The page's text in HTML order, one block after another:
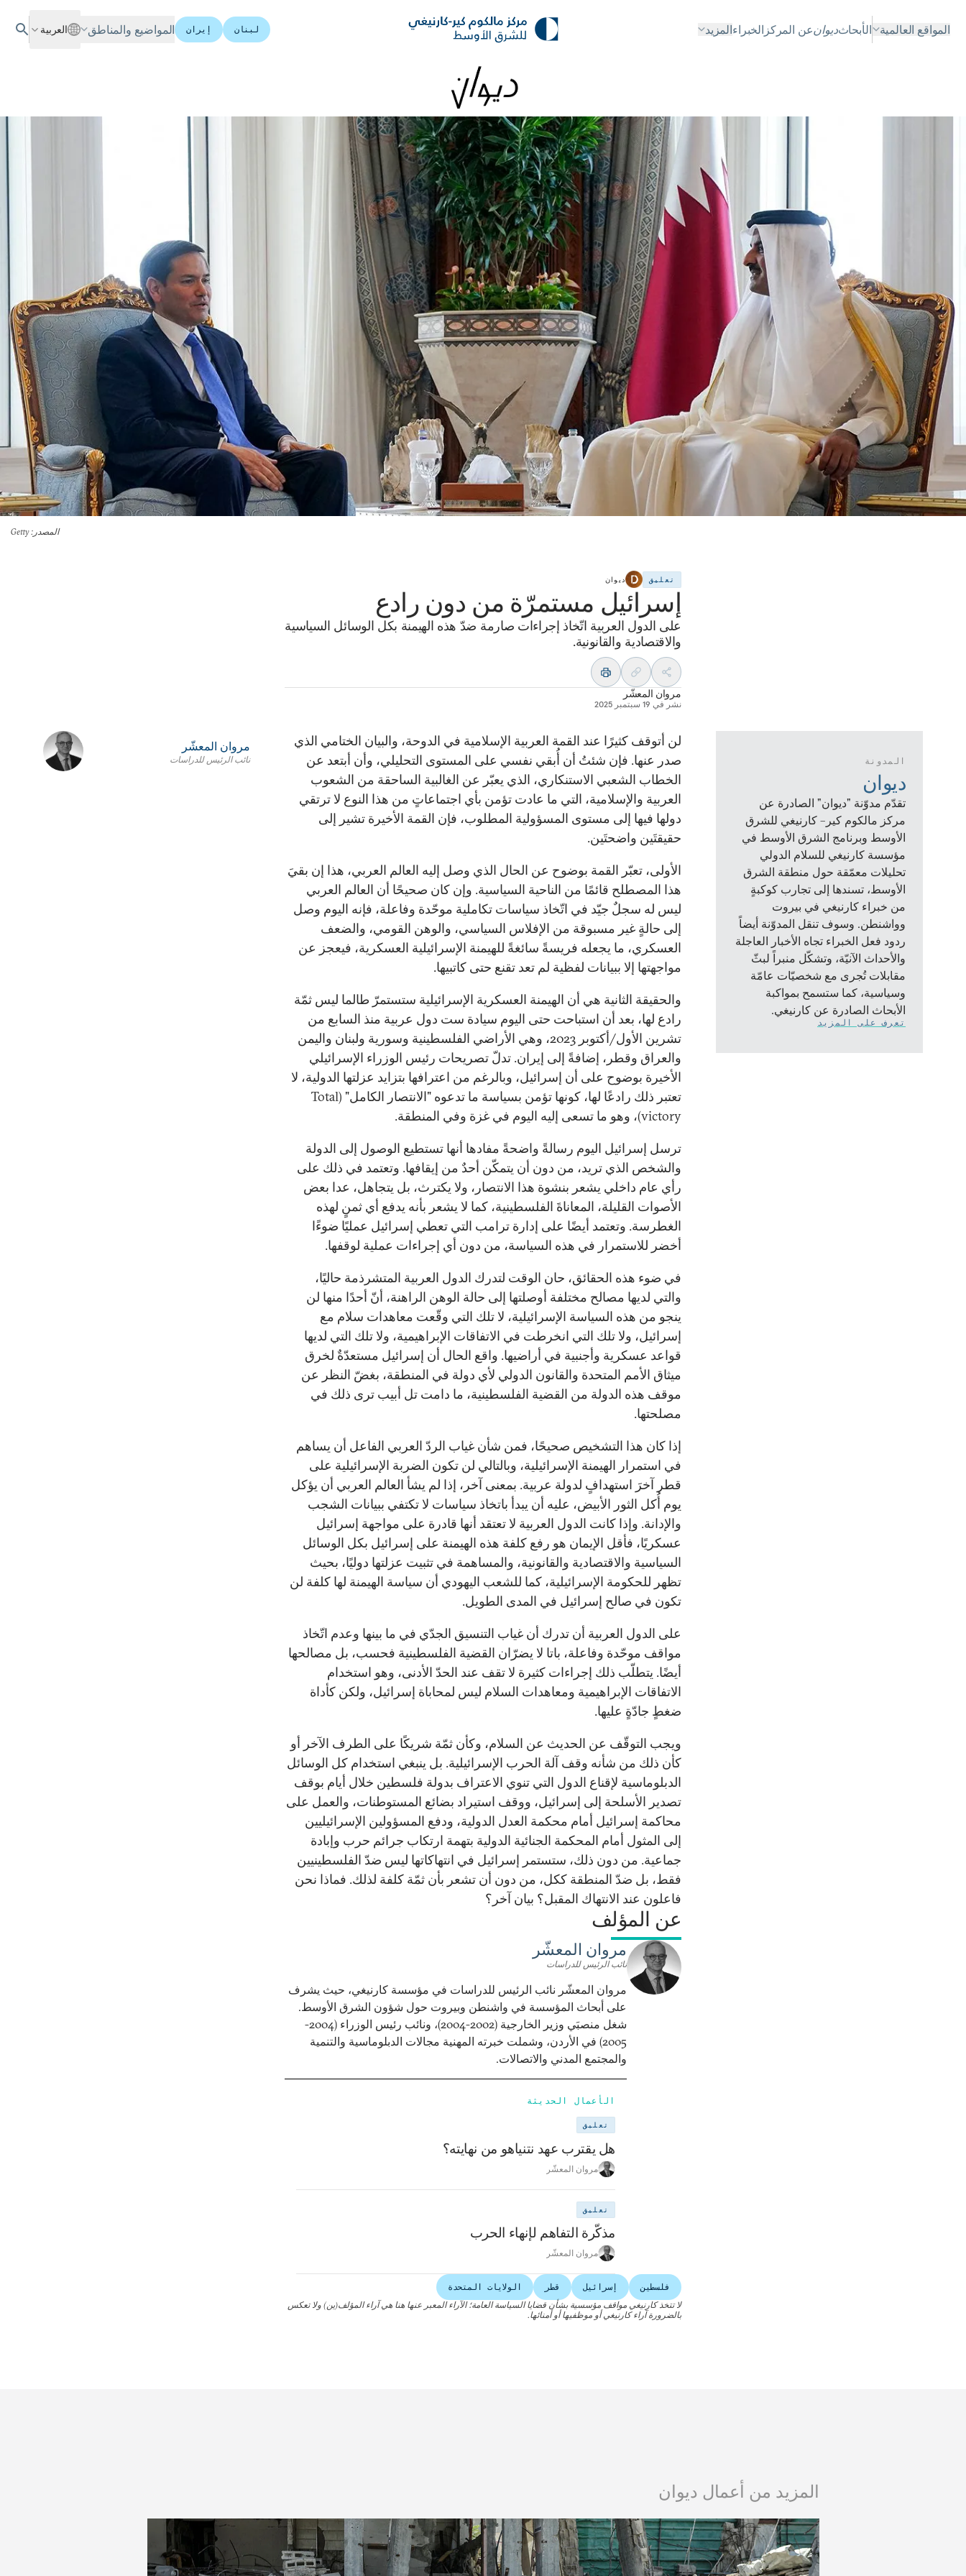
المواقع العالمية الأبحاثديوانعن المركز الخبراءالمزيد لبنان إيران المواضيع والمناطق العربية
المصدر : Getty
تعليق ديوان
إسرائيل مستمرّة من دون رادع
على الدول العربية اتّخاذ إجراءات صارمة ضدّ هذه الهيمنة بكل الوسائل السياسية
والاقتصادية والقانونية.
مروان المعشّر
نشر في 19 سبتمبر 2025
المدونة
ديوان
تقدّم مدوّنة "ديوان" الصادرة عن
مركز مالكوم كير– كارنيغي للشرق
الأوسط وبرنامج الشرق الأوسط في
مؤسسة كارنيغي للسلام الدولي
تحليلات معمّقة حول منطقة الشرق
الأوسط، تسندها إلى تجارب كوكبةٍ
من خبراء كارنيغي في بيروت
وواشنطن. وسوف تنقل المدوّنة أيضاً
ردود فعل الخبراء تجاه الأخبار العاجلة
والأحداث الآنيّة، وتشكّل منبراً لبثّ
مقابلات تُجرى مع شخصيّات عامّة
وسياسية، كما ستسمح بمواكبة
الأبحاث الصادرة عن كارنيغي.
تعرف على المزيد
لن أتوقف كثيرًا عند القمة العربية الإسلامية في الدوحة، والبيان الختامي الذي
صدر عنها. فإن شئتُ أن أُبقي نفسي على المستوى التحليلي، وأن أبتعد عن
الخطاب الشعبي الاستنكاري، الذي يعبّر عن الغالبية الساحقة من الشعوب
العربية والإسلامية، التي ما عادت تؤمن بأي اجتماعاتٍ من هذا النوع لا ترتقي
دولها فيها إلى مستوى المسؤولية المطلوب، فإن القمة الأخيرة تشير إلى
حقيقتَين واضحتَين.
الأولى، تعبّر القمة بوضوح عن الحال الذي وصل إليه العالم العربي، هذا إن بقيَ
هذا المصطلح قائمًا من الناحية السياسية. وإن كان صحيحًا أن العالم العربي
ليس له سجلٌ جيّد في اتّخاذ سياسات تكاملية موحّدة وفاعلة، فإنه اليوم وصل
إلى حالةٍ غير مسبوقة من الإفلاس السياسي، والوهن القومي، والضعف
العسكري، ما يجعله فريسةً سائغةً للهيمنة الإسرائيلية العسكرية، فيعجز عن
مواجهتها إلا ببيانات لفظية لم تعد تقنع حتى كاتبيها.
والحقيقة الثانية هي أن الهيمنة العسكرية الإسرائيلية ستستمرّ طالما ليس ثمّة
رادع لها، بعد أن استباحت حتى اليوم سيادة ست دول عربية منذ السابع من
تشرين الأول/أكتوبر 2023، وهي الأراضي الفلسطينية وسورية ولبنان واليمن
والعراق وقطر، إضافةً إلى إيران. تدلّ تصريحات رئيس الوزراء الإسرائيلي
الأخيرة بوضوح على أن إسرائيل، وبالرغم من اعترافها بتزايد عزلتها الدولية، لا
تعتبر ذلك رادعًا لها، كونها تؤمن بسياسة ما تدعوه "الانتصار الكامل" (Total
victory)، وهو ما تسعى إليه اليوم في غزة وفي المنطقة.
ترسل إسرائيل اليوم رسالةً واضحةً مفادها أنها تستطيع الوصول إلى الدولة
والشخص الذي تريد، من دون أن يتمكّن أحدٌ من إيقافها. وتعتمد في ذلك على
رأي عام داخلي يشعر بنشوة هذا الانتصار، ولا يكترث، بل يتجاهل، عدا بعض
الأصوات القليلة، المعاناةَ الفلسطينية، كما لا يشعر بأنه يدفع أي ثمنٍ لهذه
الغطرسة. وتعتمد أيضًا على إدارة ترامب التي تعطي إسرائيل عمليًا ضوءًا
أخضر للاستمرار في هذه السياسة، من دون أي إجراءات عملية لوقفها.
في ضوء هذه الحقائق، حان الوقت لتدرك الدول العربية المتشرذمة حاليًا،
والتي لديها مصالح مختلفة أوصلتها إلى حالة الوهن الراهنة، أنّ أحدًا منها لن
ينجو من هذه السياسة الإسرائيلية، لا تلك التي وقّعت معاهدات سلام مع
إسرائيل، ولا تلك التي انخرطت في الاتفاقات الإبراهيمية، ولا تلك التي لديها
قواعد عسكرية وأجنبية في أراضيها. واقع الحال أن إسرائيل مستعدّةٌ لخرق
ميثاق الأمم المتحدة والقانون الدولي لأي دولة في المنطقة، بغضّ النظر عن
موقف هذه الدولة من القضية الفلسطينية، ما دامت تل أبيب ترى ذلك في
مصلحتها.
إذا كان هذا التشخيص صحيحًا، فمن شأن غياب الردّ العربي الفاعل أن يساهم
في استمرار الهيمنة الإسرائيلية، وبالتالي لن تكون الضربة الإسرائيلية على
قطر آخرَ استهدافٍ لدولة عربية. بمعنى آخر، إذا لم يشأ العالم العربي أن يؤكل
يوم أُكل الثور الأبيض، عليه أن يبدأ باتخاذ سياسات لا تكتفي ببيانات الشجب
والإدانة. وإذا كانت الدول العربية لا تعتقد أنها قادرة على مواجهة إسرائيل
عسكريًا، فأقل الإيمان هو رفع كلفة هذه الهيمنة على إسرائيل بكل الوسائل
السياسية والاقتصادية والقانونية، والمساهمة في تثبيت عزلتها دوليًا، بحيث
تظهر للحكومة الإسرائيلية، كما للشعب اليهودي أن سياسة الهيمنة لها كلفة لن
تكون في صالح إسرائيل في المدى الطويل.
على الدول العربية أن تدرك أن غياب التنسيق الجدّي في ما بينها وعدم اتّخاذ
مواقف موحّدة وفاعلة، باتا لا يضرّان القضية الفلسطينية فحسب، بل مصالحها
أيضًا. يتطلّب ذلك إجراءات كثيرة لا تقف عند الحدّ الأدنى، وهو استخدام
الاتفاقات الإبراهيمية ومعاهدات السلام ليس لمحاباة إسرائيل، ولكن كأداة
ضغطٍ جادّةٍ عليها.
ويجب التوقّف عن الحديث عن السلام، وكأن ثمّة شريكًا على الطرف الآخر أو
كأن ذلك من شأنه وقف آلة الحرب الإسرائيلية. بل ينبغي استخدام كل الوسائل
الدبلوماسية لإقناع الدول التي تنوي الاعتراف بدولة فلسطين خلال أيام بوقف
تصدير الأسلحة إلى إسرائيل، ووقف استيراد بضائع المستوطنات، والعمل على
محاكمة إسرائيل أمام محكمة العدل الدولية، ودفع المسؤولين الإسرائيليين
إلى المثول أمام المحكمة الجنائية الدولية بتهمة ارتكاب جرائم حرب وإبادة
جماعية. من دون ذلك، ستستمر إسرائيل في انتهاكاتها ليس ضدّ الفلسطينيين
فقط، بل ضدّ المنطقة ككل، من دون أن تشعر بأن ثمّة كلفة لذلك. فماذا نحن
فاعلون عند الانتهاك المقبل؟ بيان آخر؟
عن المؤلف
مروان المعشّر
نائب الرئيس للدراسات
مروان المعشّر نائب الرئيس للدراسات في مؤسسة كارنيغي، حيث يشرف
على أبحاث المؤسسة في واشنطن وبيروت حول شؤون الشرق الأوسط.
شغل منصبَي وزير الخارجية (2002-2004)، ونائب رئيس الوزراء (2004-
2005) في الأردن، وشملت خبرته المهنية مجالات الدبلوماسية والتنمية
والمجتمع المدني والاتصالات.
الأعمال الحديثة
تعليق
هل يقترب عهد نتنياهو من نهايته؟
مروان المعشّر
تعليق
مذكّرة التفاهم لإنهاء الحرب
مروان المعشّر
مروان المعشّر
نائب الرئيس للدراسات
فلسطين إسرائيل قطر
الولايات المتحدة
لا تتخذ كارنيغي مواقف مؤسسية بشأن قضايا السياسة العامة؛ الآراء المعبر عنها هنا هي آراء المؤلف(ين) ولا تعكس
بالضرورة آراء كارنيغي أو موظفيها أو أمنائها.
المزيد من أعمال ديوان